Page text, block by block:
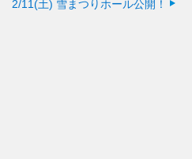
2/11(土) 雪まつりホール公開！